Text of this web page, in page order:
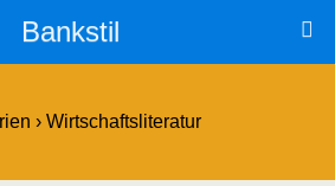
Bankstil
› Wirtschaftsliteratur